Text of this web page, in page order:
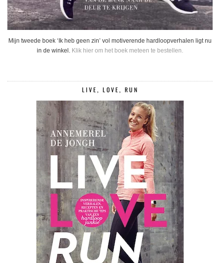
Mijn tweede boek ‘Ik heb geen zin’ vol motiverende hardloopverhalen ligt nu
in de winkel. Klik hier om het boek meteen te bestellen.
LIVE, LOVE, RUN